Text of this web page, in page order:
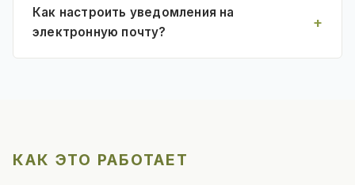
Как настроить уведомления на
электронную почту?
КАК ЭТО РАБОТАЕТ